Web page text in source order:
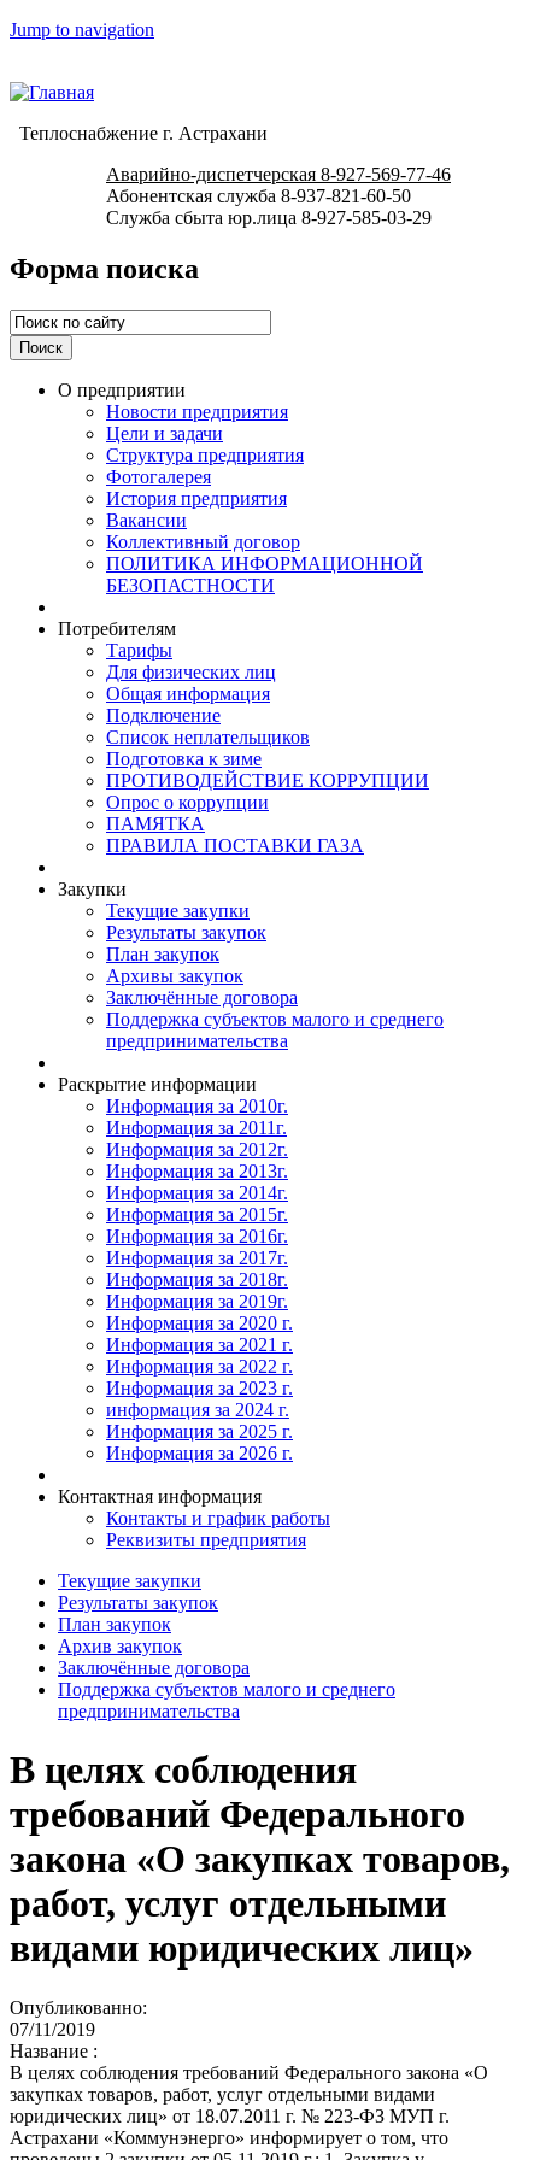
Jump to navigation
Теплоснабжение г. Астрахани
Аварийно-диспетчерская 8-927-569-77-46
Абонентская служба 8-937-821-60-50
Служба сбыта юр.лица 8-927-585-03-29
Форма поиска
О предприятии
Новости предприятия
Цели и задачи
Структура предприятия
Фотогалерея
История предприятия
Вакансии
Коллективный договор
ПОЛИТИКА ИНФОРМАЦИОННОЙ
БЕЗОПАСТНОСТИ
Потребителям
Тарифы
Для физических лиц
Общая информация
Подключение
Список неплательщиков
Подготовка к зиме
ПРОТИВОДЕЙСТВИЕ КОРРУПЦИИ
Опрос о коррупции
ПАМЯТКА
ПРАВИЛА ПОСТАВКИ ГАЗА
Закупки
Текущие закупки
Результаты закупок
План закупок
Архивы закупок
Заключённые договора
Поддержка субъектов малого и среднего
предпринимательства
Раскрытие информации
Информация за 2010г.
Информация за 2011г.
Информация за 2012г.
Информация за 2013г.
Информация за 2014г.
Информация за 2015г.
Информация за 2016г.
Информация за 2017г.
Информация за 2018г.
Информация за 2019г.
Информация за 2020 г.
Информация за 2021 г.
Информация за 2022 г.
Информация за 2023 г.
информация за 2024 г.
Информация за 2025 г.
Информация за 2026 г.
Контактная информация
Контакты и график работы
Реквизиты предприятия
Текущие закупки
Результаты закупок
План закупок
Архив закупок
Заключённые договора
Поддержка субъектов малого и среднего
предпринимательства
В целях соблюдения
требований Федерального
закона «О закупках товаров,
работ, услуг отдельными
видами юридических лиц»
Опубликованно:
07/11/2019
Название :
В целях соблюдения требований Федерального закона «О
закупках товаров, работ, услуг отдельными видами
юридических лиц» от 18.07.2011 г. № 223-ФЗ МУП г.
Астрахани «Коммунэнерго» информирует о том, что